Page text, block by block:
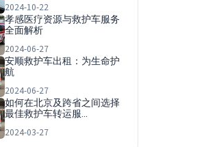
2024-10-22
孝感医疗资源与救护车服务
全面解析
2024-06-27
安顺救护车出租：为生命护
航
2024-06-27
如何在北京及跨省之间选择
最佳救护车转运服…
2024-03-27